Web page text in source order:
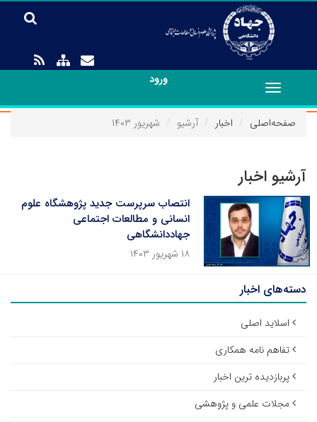
ورود
Toggle
navigation
صفحه‌اصلی
اخبار آرشیو شهریور ۱۴۰۳
آرشیو اخبار
انتصاب سرپرست جدید پژوهشگاه علوم
انسانی و مطالعات اجتماعی
جهاددانشگاهی
۱۸ شهریور ۱۴۰۳
دسته‌های اخبار
اسلاید اصلی
تفاهم نامه همکاری
پربازدیده ترین اخبار
مجلات علمی و پژوهشی